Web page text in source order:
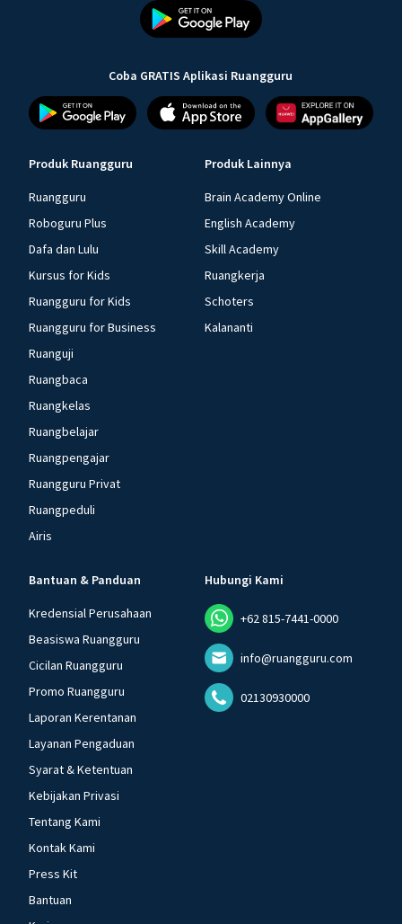
Coba GRATIS Aplikasi Ruangguru
Produk Ruangguru
Ruangguru
Roboguru Plus
Dafa dan Lulu
Kursus for Kids
Ruangguru for Kids
Ruangguru for Business
Ruanguji
Ruangbaca
Ruangkelas
Ruangbelajar
Ruangpengajar
Ruangguru Privat
Ruangpeduli
Airis
Produk Lainnya
Brain Academy Online
English Academy
Skill Academy
Ruangkerja
Schoters
Kalananti
Bantuan & Panduan
Kredensial Perusahaan
Beasiswa Ruangguru
Cicilan Ruangguru
Promo Ruangguru
Laporan Kerentanan
Layanan Pengaduan
Syarat & Ketentuan
Kebijakan Privasi
Tentang Kami
Kontak Kami
Press Kit
Bantuan
Hubungi Kami
+62 815-7441-0000
info@ruangguru.com
02130930000